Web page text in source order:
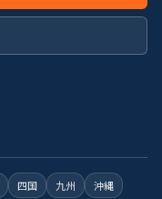
四国 九州
沖縄